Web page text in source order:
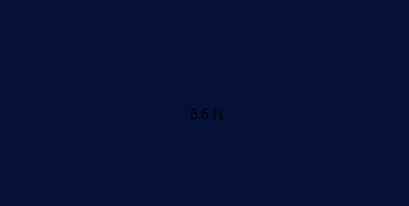
6.6 ft